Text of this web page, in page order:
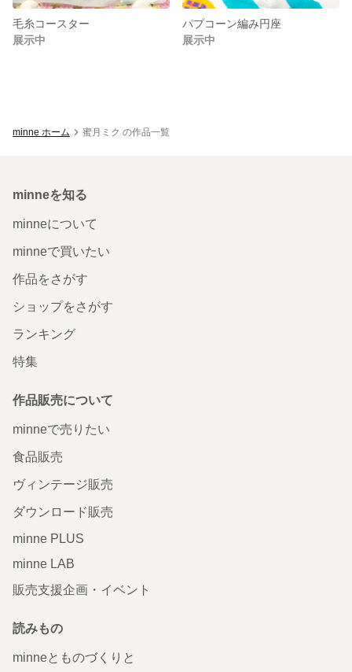
毛糸コースター
展示中
パプコーン編み円座
展示中
minne ホーム 蜜月ミク の作品一覧
minneを知る
minneについて
minneで買いたい
作品をさがす
ショップをさがす
ランキング
特集
作品販売について
minneで売りたい
食品販売
ヴィンテージ販売
ダウンロード販売
minne PLUS
minne LAB
販売支援企画・イベント
読みもの
minneとものづくりと